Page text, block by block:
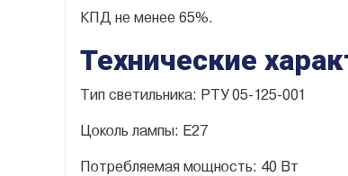
КПД не менее 65%.
Технические
Тип светильника: РТУ 05-125-001
Цоколь лампы: Е27
Потребляемая мощность: 40 Вт